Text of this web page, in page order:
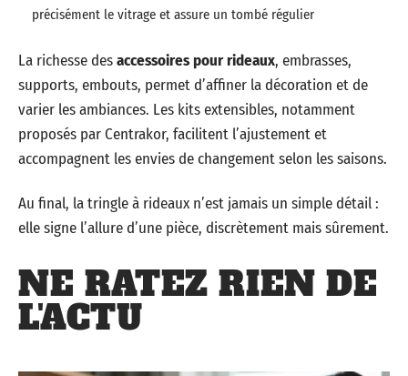
précisément le vitrage et assure un tombé régulier
La richesse desaccessoires pour rideaux, embrasses,
supports, embouts, permet d’affiner la décoration et de
varier les ambiances. Les kits extensibles, notamment
proposés par Centrakor, facilitent l’ajustement et
accompagnent les envies de changement selon les saisons.
Au final, la tringle à rideaux n’est jamais un simple détail :
elle signe l’allure d’une pièce, discrètement mais sûrement.
NE RATEZ RIEN DE
L'ACTU